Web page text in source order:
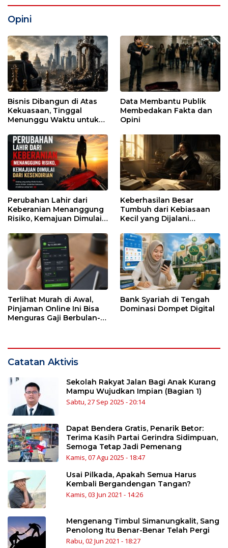
Opini
Bisnis Dibangun di Atas
Kekuasaan, Tinggal
Menunggu Waktu untuk
Data Membantu Publik
Membedakan Fakta dan
Opini
Perubahan Lahir dari
Keberanian Menanggung
Risiko, Kemajuan Dimulai
Keberhasilan Besar
Tumbuh dari Kebiasaan
Kecil yang Dijalani
Terlihat Murah di Awal,
Pinjaman Online Ini Bisa
Menguras Gaji Berbulan-
Bank Syariah di Tengah
Dominasi Dompet Digital
Catatan Aktivis
Sekolah Rakyat Jalan Bagi Anak Kurang
Mampu Wujudkan Impian (Bagian 1)
Sabtu, 27 Sep 2025 - 20:14
Dapat Bendera Gratis, Penarik Betor:
Terima Kasih Partai Gerindra Sidimpuan,
Semoga Tetap Jadi Pemenang
Kamis, 07 Agu 2025 - 18:47
Usai Pilkada, Apakah Semua Harus
Kembali Bergandengan Tangan?
Kamis, 03 Jun 2021 - 14:26
Mengenang Timbul Simanungkalit, Sang
Penolong Itu Benar-Benar Telah Pergi
Rabu, 02 Jun 2021 - 18:27